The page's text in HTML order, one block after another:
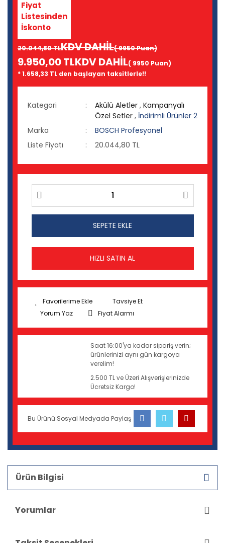
Fiyat
Listesinden
İskonto
20.044,80 TLKDV DAHİL( 9950 Puan)
9.950,00 TLKDV DAHİL( 9950 Puan)
* 1.658,33 TL den başlayan taksitlerle!!
Kategori Akülü Aletler , Kampanyalı
Özel Setler , İndirimli Ürünler 2
Marka
BOSCH Profesyonel
Liste Fiyatı
20.044,80 TL
SEPETE EKLE
HIZLI SATIN AL
Tavsiye Et
Yorum Yaz
Fiyat Alarmı
Saat 16:00'ya kadar sipariş verin;
ürünlerinizi aynı gün kargoya
verelim!
2.500 TL ve Üzeri Alışverişlerinizde
Ücretsiz Kargo!
Bu Ürünü Sosyal Medyada Paylaş
Ürün Bilgisi
Yorumlar